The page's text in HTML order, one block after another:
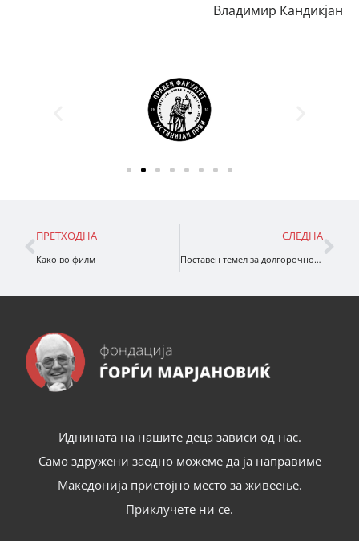
Владимир Кандикјан
ПРЕТХОДНА
Како во филм
СЛЕДНА
Поставен темел за долгорочно партнерство меѓу Македонија 2025 и Фондацијата Ѓорѓи Марјановиќ
Иднината на нашите деца зависи од нас.
Само здружени заедно можеме да ја направиме
Македонија пристојно место за живеење.
Приклучете ни се.